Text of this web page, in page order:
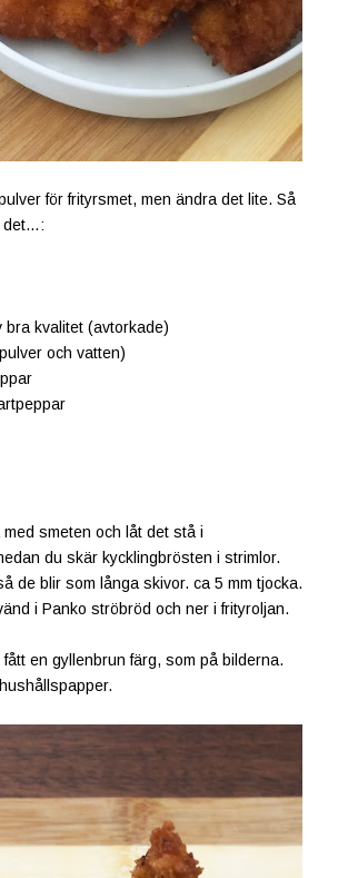
för frityrsmet, men ändra det lite. Så
det…:
bra kvalitet (avtorkade)
och vatten)
smeten och låt det stå i
du skär kycklingbrösten i strimlor.
de blir som långa skivor. ca 5 mm tjocka.
i Panko ströbröd och ner i frityroljan.
en gyllenbrun färg, som på bilderna.